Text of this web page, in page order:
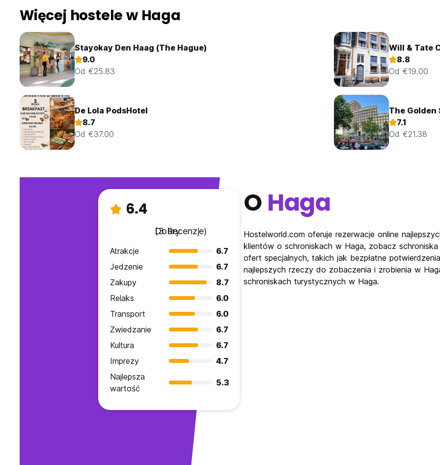
Więcej hostele w Haga
Stayokay Den Haag (The Hague)
9.0
Od €25.83
Will & Tate
8.8
Od €19.00
De Lola PodsHotel
8.7
Od €37.00
The Golden
7.1
Od €21.38
6.4
Dobry
(3 Recenzje)
Atrakcje
6.7
Jedzenie
6.7
Zakupy
8.7
Relaks
6.0
Transport
6.0
Zwiedzanie
6.7
Kultura
6.7
Imprezy
4.7
Najlepsza
wartość
5.3
O Haga
Hostelworld.com oferuje rezerwacje online
klientów o schroniskach w Haga, zobacz
ofert specjalnych, takich jak bezpłatne
najlepszych rzeczy do zobaczenia i zrobienia w
schroniskach turystycznych w Haga.